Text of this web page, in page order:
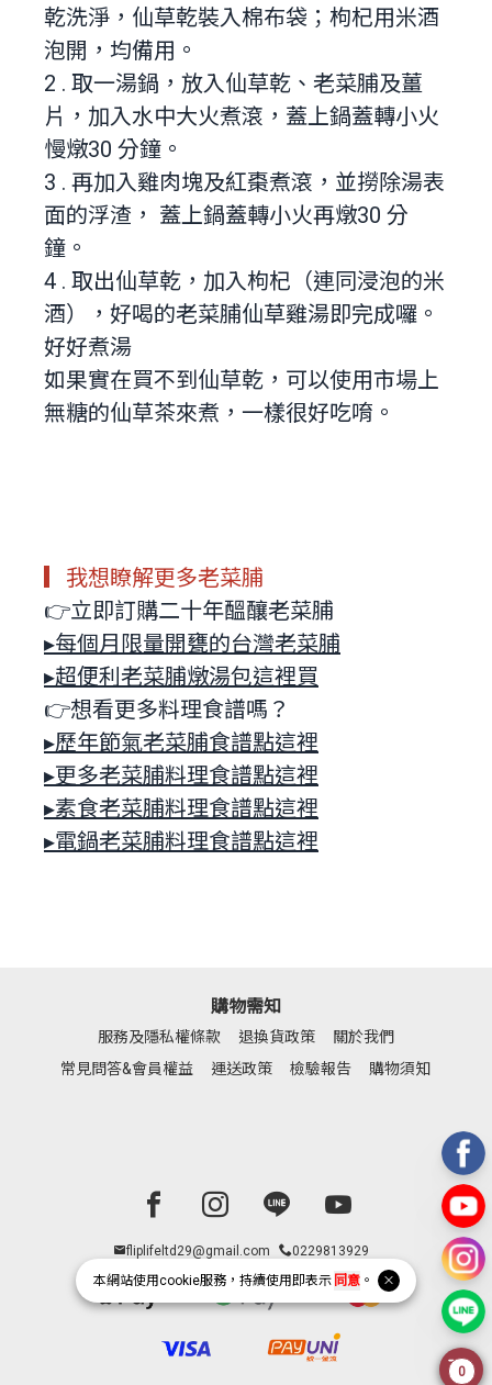
本網站使用cookie服務，持續使用即表示 同意。
乾洗淨，仙草乾裝入棉布袋；枸杞用米酒
泡開，均備用。
2 . 取一湯鍋，放入仙草乾、老菜脯及薑
片，加入水中大火煮滾，蓋上鍋蓋轉小火
慢燉30 分鐘。
3 . 再加入雞肉塊及紅棗煮滾，並撈除湯表
面的浮渣， 蓋上鍋蓋轉小火再燉30 分
鐘。
4 . 取出仙草乾，加入枸杞（連同浸泡的米
酒），好喝的老菜脯仙草雞湯即完成囉。
好好煮湯
如果實在買不到仙草乾，可以使用市場上
無糖的仙草茶來煮，一樣很好吃唷。
▎我想瞭解更多老菜脯
👉立即訂購二十年醞釀老菜脯
▸每個月限量開甕的台灣老菜脯
▸超便利老菜脯燉湯包這裡買
👉想看更多料理食譜嗎？
▸歷年節氣老菜脯食譜點這裡
▸更多老菜脯料理食譜點這裡
▸素食老菜脯料理食譜點這裡
▸電鍋老菜脯料理食譜點這裡
購物需知
服務及隱私權條款 退換貨政策
關於我們
常見問答&會員權益
運送政策 檢驗報告 購物須知
Facebook page
Instagram page
Line pageYoutube page
fliplifeltd29@gmail.com 0229813929
0